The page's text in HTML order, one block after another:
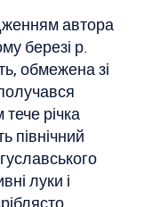
автора
березі р.
обмежена зі
річка
північний
луки і